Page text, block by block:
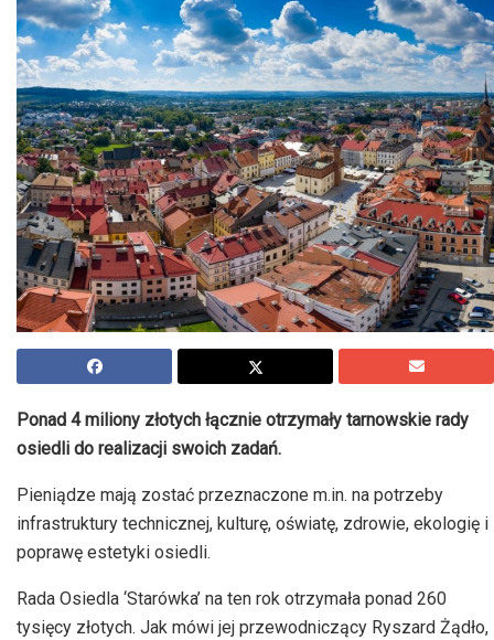
Ponad 4 miliony złotych łącznie otrzymały tarnowskie rady
osiedli do realizacji swoich zadań.
Pieniądze mają zostać przeznaczone m.in. na potrzeby
infrastruktury technicznej, kulturę, oświatę, zdrowie, ekologię i
poprawę estetyki osiedli.
Rada Osiedla ‘Starówka’ na ten rok otrzymała ponad 260
tysięcy złotych. Jak mówi jej przewodniczący Ryszard Żądło,